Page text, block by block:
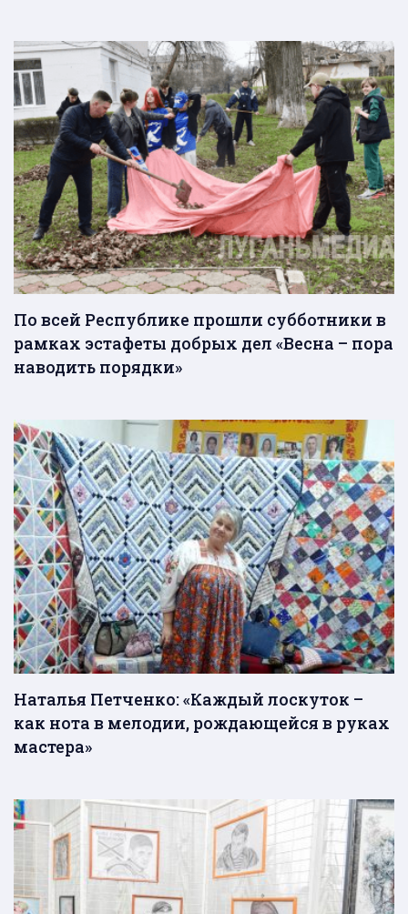
По всей Республике прошли субботники в
рамках эстафеты добрых дел «Весна – пора
наводить порядки»
Наталья Петченко: «Каждый лоскуток –
как нота в мелодии, рождающейся в руках
мастера»